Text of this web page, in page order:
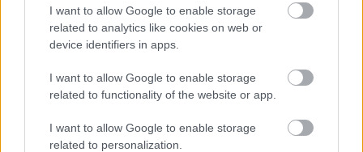
I want to allow Google to enable storage
related to analytics like cookies on web or
device identifiers in apps.
I want to allow Google to enable storage
related to functionality of the website or app.
I want to allow Google to enable storage
related to personalization.
Julija Boriszovna Melamed moszkvai születésű orosz
csak Oroszországban, de külföldön is rangos ...